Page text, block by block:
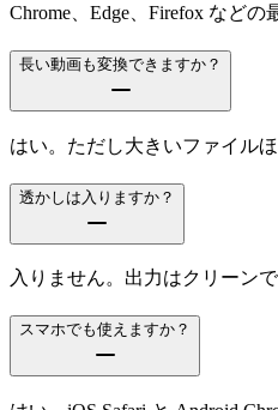
Chrome、Edge、Firefox など
長い動画も変換できますか？
はい。ただし大きいファイル
透かしは入りますか？
入りません。出力はクリーンで
スマホでも使えますか？